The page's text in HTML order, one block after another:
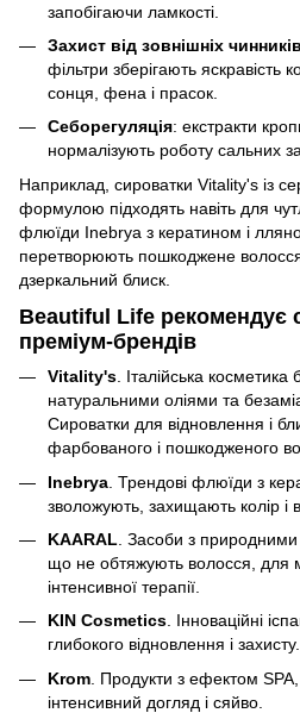
запобігаючи ламкості.
Захист від зовнішніх чинників
фільтри зберігають яскравість
сонця, фена і прасок.
Себорегуляція: екстракти
нормалізують роботу сальних
Наприклад, сироватки Vitality's із
формулою підходять навіть для
флюїди Inebrya з кератином і
перетворюють пошкоджене
дзеркальний блиск.
Beautiful Life рекомендує
преміум-брендів
Vitality's. Італійська косметика
натуральними оліями та
Сироватки для відновлення і
фарбованого і пошкодженого
Inebrya . Трендові флюїди з
зволожують, захищають колір і
KAARAL . Засоби з природними
що не обтяжують волосся, для
інтенсивної терапії.
KIN Cosmetics. Інноваційні
глибокого відновлення і захисту.
Krom . Продукти з ефектом
інтенсивний догляд і сяйво.